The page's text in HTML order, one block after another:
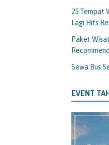
25 Tempat
Lagi Hits
Paket
Sewa Bus
EVENT